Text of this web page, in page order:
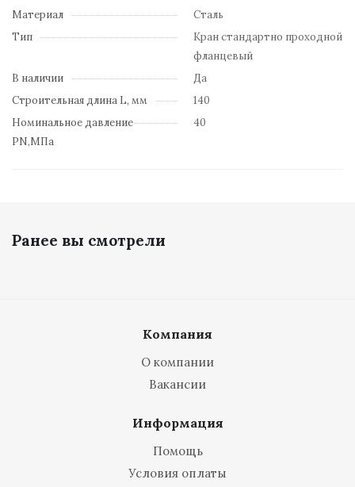
Материал
Сталь
Тип
Кран стандартно проходной
фланцевый
В наличии
Да
Строительная длина L, мм
140
Номинальное давление
PN,МПа
40
Ранее вы смотрели
Компания
О компании
Вакансии
Информация
Помощь
Условия оплаты